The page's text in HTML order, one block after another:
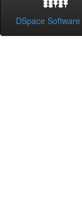
DSpace Software